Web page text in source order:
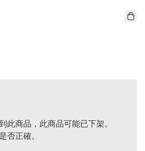
此商品，此商品可能已下架。
否正確。